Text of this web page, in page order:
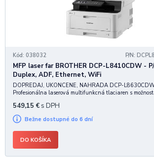
Kód: 038032 P/N:
MFP laser far BROTHER DCP-L8410CDW -
Duplex, ADF, Ethernet, WiFi
DOPREDAJ, UKONCENE, NAHRADA DCP-
Profesionálna laserová multifunkcná tlaciaren s
tlac je ideálna pre malé aj velké kancelárie. Popis: vysoká
549,15 € s DPH
Bežne dostupné do 6 dní
DO KOŠÍKA